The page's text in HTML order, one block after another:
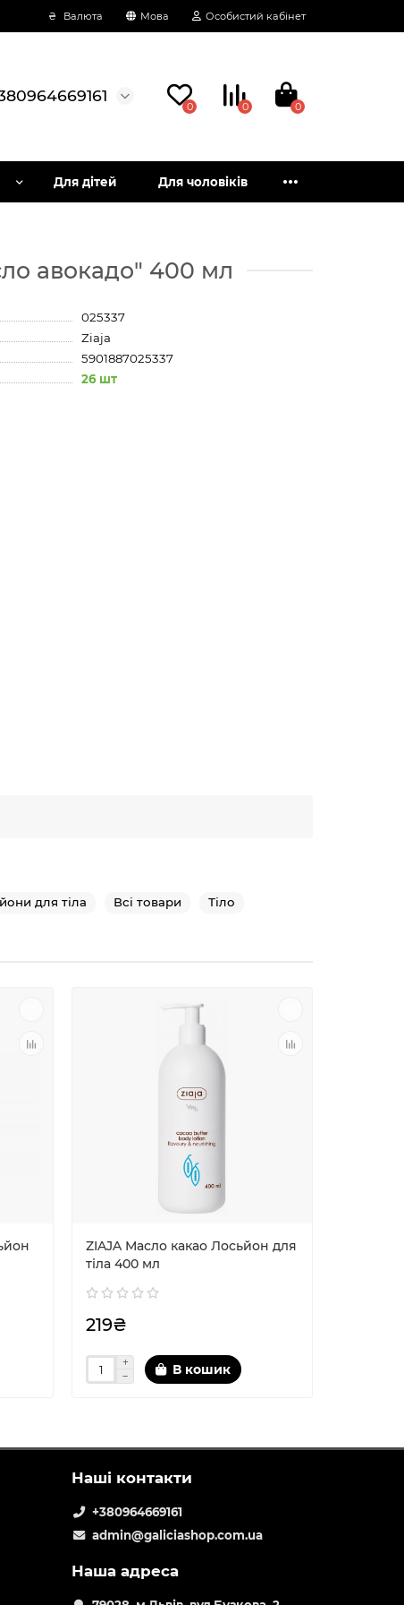
₴ Валюта Мова Особистий кабінет
0 0 0
Для дітей Для чоловіків
авокадо" 400 мл
025337
Ziaja
5901887025337
26 шт
для тіла Всі товари Тіло
ZIAJA Масло какао Лосьйон для
тіла 400 мл
219₴
В кошик
Наші контакти
+380964669161
admin@galiciashop.com.ua
Наша адреса